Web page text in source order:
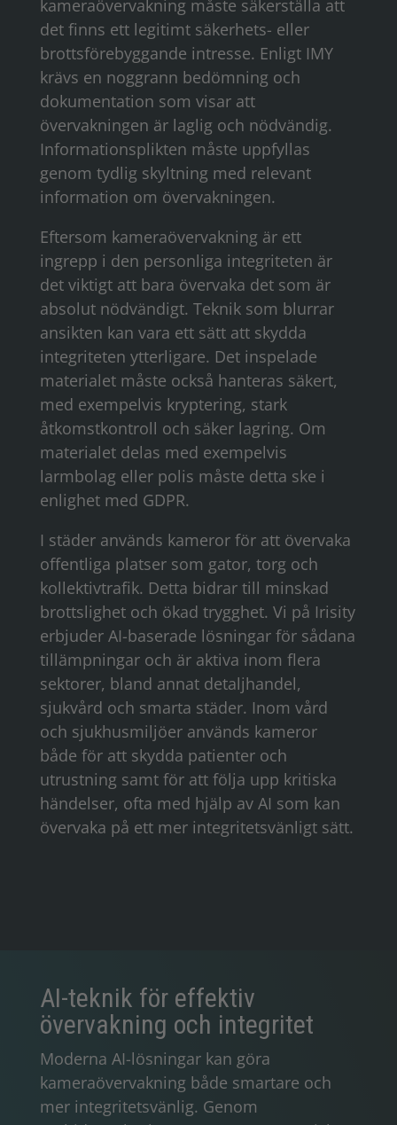
kameraövervakning måste säkerställa att
det finns ett legitimt säkerhets- eller
brottsförebyggande intresse. Enligt IMY
krävs en noggrann bedömning och
dokumentation som visar att
övervakningen är laglig och nödvändig.
Informationsplikten måste uppfyllas
genom tydlig skyltning med relevant
information om övervakningen.
Eftersom kameraövervakning är ett
ingrepp i den personliga integriteten är
det viktigt att bara övervaka det som är
absolut nödvändigt. Teknik som blurrar
ansikten kan vara ett sätt att skydda
integriteten ytterligare. Det inspelade
materialet måste också hanteras säkert,
med exempelvis kryptering, stark
åtkomstkontroll och säker lagring. Om
materialet delas med exempelvis
larmbolag eller polis måste detta ske i
enlighet med GDPR.
I städer används kameror för att övervaka
offentliga platser som gator, torg och
kollektivtrafik. Detta bidrar till minskad
brottslighet och ökad trygghet. Vi på Irisity
erbjuder AI-baserade lösningar för sådana
tillämpningar och är aktiva inom flera
sektorer, bland annat detaljhandel,
sjukvård och smarta städer. Inom vård
och sjukhusmiljöer används kameror
både för att skydda patienter och
utrustning samt för att följa upp kritiska
händelser, ofta med hjälp av AI som kan
övervaka på ett mer integritetsvänligt sätt.
AI-teknik för effektiv
övervakning och integritet
Moderna AI-lösningar kan göra
kameraövervakning både smartare och
mer integritetsvänlig. Genom